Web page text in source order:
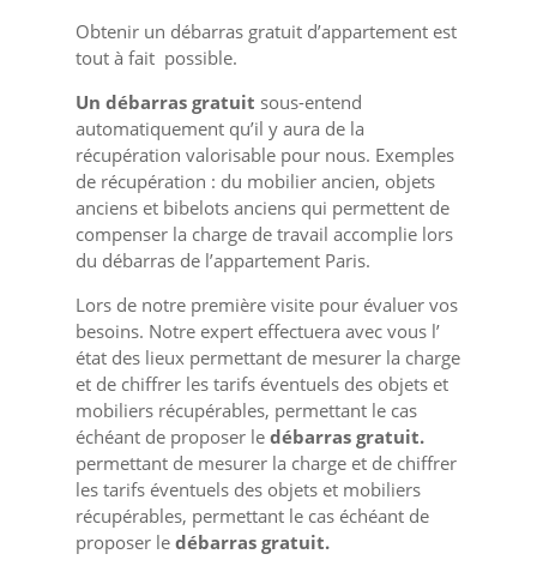
Obtenir un débarras gratuit d’appartement est
tout à fait possible.
Un débarras gratuit sous-entend
automatiquement qu’il y aura de la
récupération valorisable pour nous. Exemples
de récupération : du mobilier ancien, objets
anciens et bibelots anciens qui permettent de
compenser la charge de travail accomplie lors
du débarras de l’appartement Paris.
Lors de notre première visite pour évaluer vos
besoins. Notre expert effectuera avec vous l’
état des lieux permettant de mesurer la charge
et de chiffrer les tarifs éventuels des objets et
mobiliers récupérables, permettant le cas
échéant de proposer le débarras gratuit.
permettant de mesurer la charge et de chiffrer
les tarifs éventuels des objets et mobiliers
récupérables, permettant le cas échéant de
proposer le débarras gratuit.